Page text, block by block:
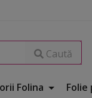
Caută
Folina